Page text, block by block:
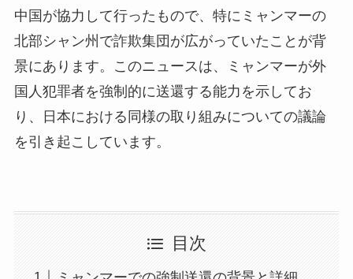
中国が協力して行ったもので、特にミャンマーの
北部シャン州で詐欺集団が広がっていたことが背
景にあります。このニュースは、ミャンマーが外
国人犯罪者を強制的に送還する能力を示してお
り、日本における同様の取り組みについての議論
を引き起こしています。
目次